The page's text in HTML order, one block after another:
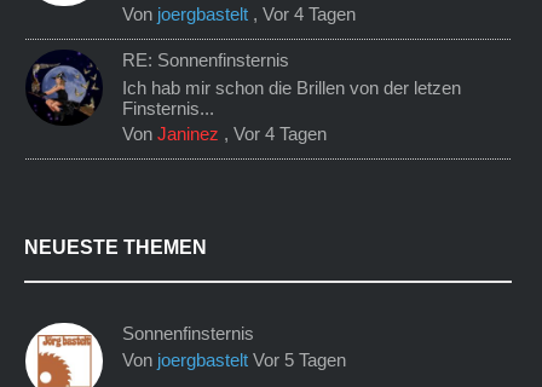
Von joergbastelt ,Vor 4 Tagen
RE: Sonnenfinsternis
Ich hab mir schon die Brillen von der letzen
Finsternis...
VonJaninez ,Vor 4 Tagen
NEUESTE THEMEN
Sonnenfinsternis
Von joergbastelt Vor 5 Tagen